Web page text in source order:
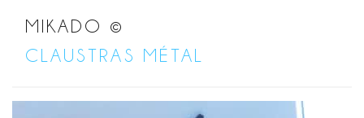
MIKADO ©
CLAUSTRAS MÉTAL